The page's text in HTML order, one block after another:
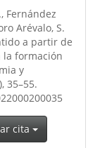
Fernández
Arévalo, S.
a partir de
formación
y
35–55.
cita